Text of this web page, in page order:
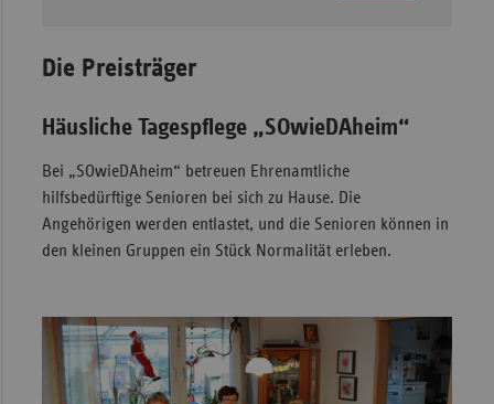
Die Preisträger
Häusliche Tagespflege „SOwieDAheim“
Bei „SOwieDAheim“ betreuen Ehrenamtliche
hilfsbedürftige Senioren bei sich zu Hause. Die
Angehörigen werden entlastet, und die Senioren können in
den kleinen Gruppen ein Stück Normalität erleben.